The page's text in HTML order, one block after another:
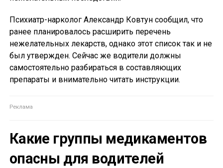
Психиатр-нарколог Александр Ковтун сообщил, что
ранее планировалось расширить перечень
нежелательных лекарств, однако этот список так и не
был утвержден. Сейчас же водители должны
самостоятельно разбираться в составляющих
препараты и внимательно читать инструкции.
Какие группы медикаментов
опасны для водителей